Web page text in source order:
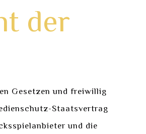
der
Gesetzen und freiwillig
Staatsvertrag
und die